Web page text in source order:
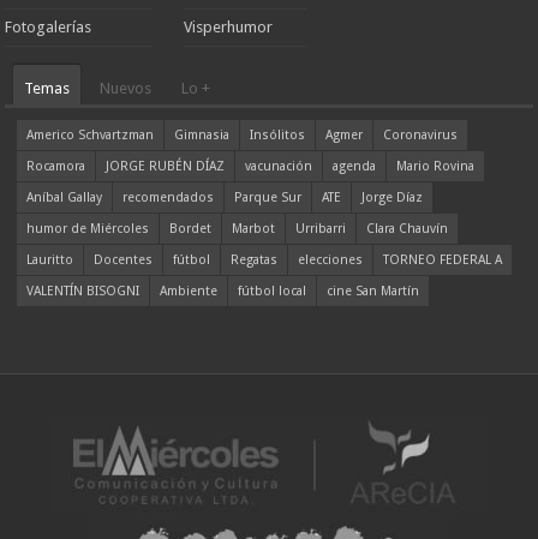
Fotogalerías Visperhumor
Temas Nuevos Lo +
Americo Schvartzman Gimnasia Insólitos Agmer
Coronavirus
Rocamora
JORGE RUBÉN DÍAZ vacunación agenda
Mario Rovina
Aníbal Gallay
recomendados Parque Sur ATE
Jorge Díaz
humor de Miércoles
Bordet Marbot Urribarri
Clara Chauvín
Lauritto
Docentes fútbol Regatas elecciones
TORNEO FEDERAL A
VALENTÍN BISOGNI
Ambiente fútbol local cine San Martín